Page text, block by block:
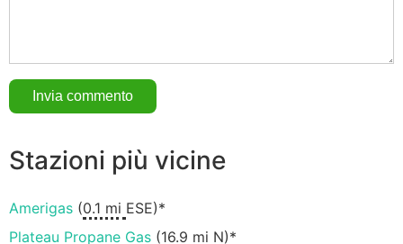
Stazioni più vicine
Amerigas (0.1 mi ESE)*
Plateau Propane Gas (16.9 mi N)*